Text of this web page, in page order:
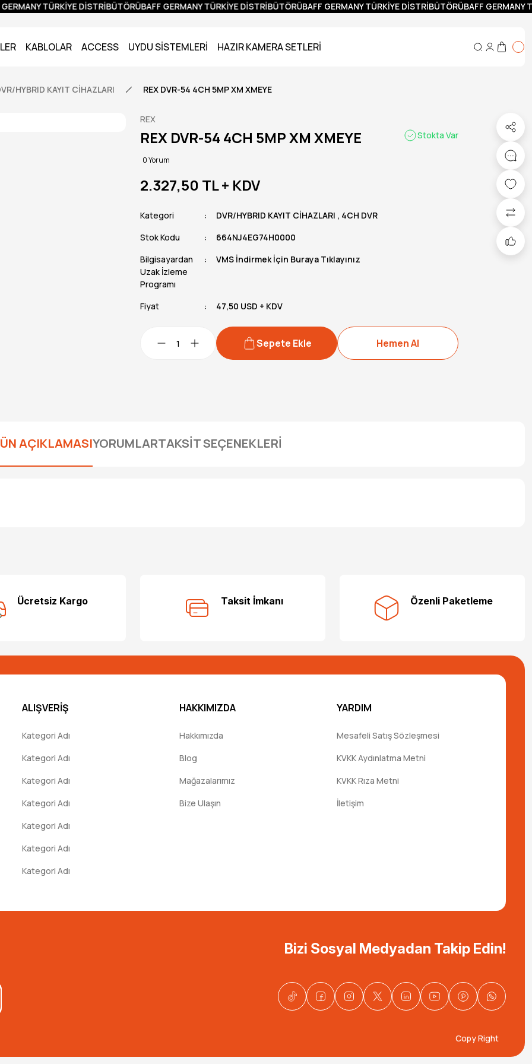
TÜRKİYE DİSTRİBÜTÖRÜBAFF GERMANY TÜRKİYE DİSTRİBÜTÖRÜBAFF GERMANY TÜRKİYE DİSTRİBÜTÖRÜBAFF GERMANY
KABLOLAR ACCESS UYDU SİSTEMLERİ HAZIR KAMERA SETLERİ
HYBRID KAYIT CİHAZLARI REX DVR-54 4CH 5MP XM XMEYE
REX
REX DVR-54 4CH 5MP XM XMEYE
0 Yorum
Stokta Var
2.327,50 TL+ KDV
Kategori DVR/HYBRID KAYIT CİHAZLARI , 4CH DVR
Stok Kodu
664NJ4EG74H0000
Bilgisayardan
Uzak İzleme
Programı
VMS İndirmek İçin Buraya Tıklayınız
Fiyat 47,50 USD + KDV
Sepete Ekle Hemen Al
AÇIKLAMASIYORUMLARTAKSİT SEÇENEKLERİ
Ücretsiz Kargo Taksit İmkanı Özenli Paketleme
ALIŞVERİŞ
Kategori Adı
Kategori Adı
Kategori Adı
Kategori Adı
Kategori Adı
Kategori Adı
Kategori Adı
HAKKIMIZDA
Hakkımızda
Blog
Mağazalarımız
Bize Ulaşın
YARDIM
Mesafeli Satış Sözleşmesi
KVKK Aydınlatma Metni
KVKK Rıza Metni
İletişim
Bizi Sosyal Medyadan Takip Edin!
Copy Right